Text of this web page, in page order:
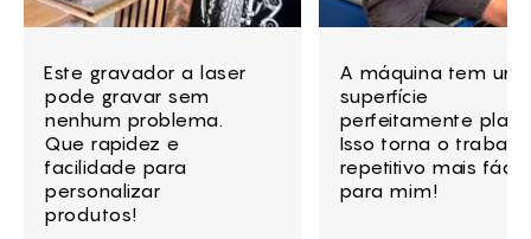
Este gravador a laser
pode gravar sem
nenhum problema.
Que rapidez e
facilidade para
personalizar
produtos!
A máquina tem
superfície
perfeitamente
Isso torna o
repetitivo mais fácil
para mim!